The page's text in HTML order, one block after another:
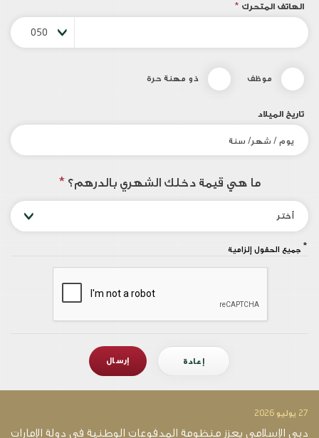
الهاتف المتحرك *
050
موظف ذو مهنة حرة
تاريخ الميلاد
ما هي قيمة دخلك الشهري بالدرهم؟ *
أختر
* جميع الحقول إلزامية
27 يوليو 2026
دبي الإسلامي يعزز منظومة المدفوعات الوطنية في دولة الإمارات